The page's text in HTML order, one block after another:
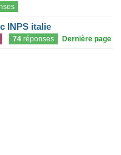
INPS italie
74 réponses Dernière page